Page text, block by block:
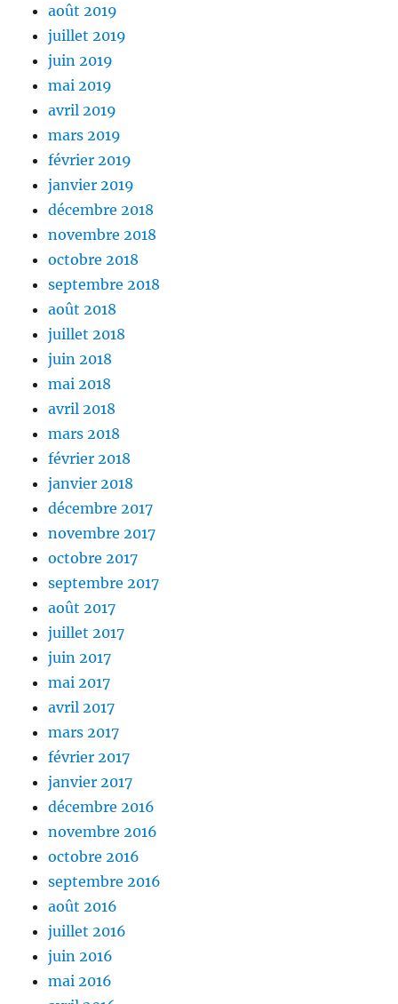
août 2019
juillet 2019
juin 2019
mai 2019
avril 2019
mars 2019
février 2019
janvier 2019
décembre 2018
novembre 2018
octobre 2018
septembre 2018
août 2018
juillet 2018
juin 2018
mai 2018
avril 2018
mars 2018
février 2018
janvier 2018
décembre 2017
novembre 2017
octobre 2017
septembre 2017
août 2017
juillet 2017
juin 2017
mai 2017
avril 2017
mars 2017
février 2017
janvier 2017
décembre 2016
novembre 2016
octobre 2016
septembre 2016
août 2016
juillet 2016
juin 2016
mai 2016